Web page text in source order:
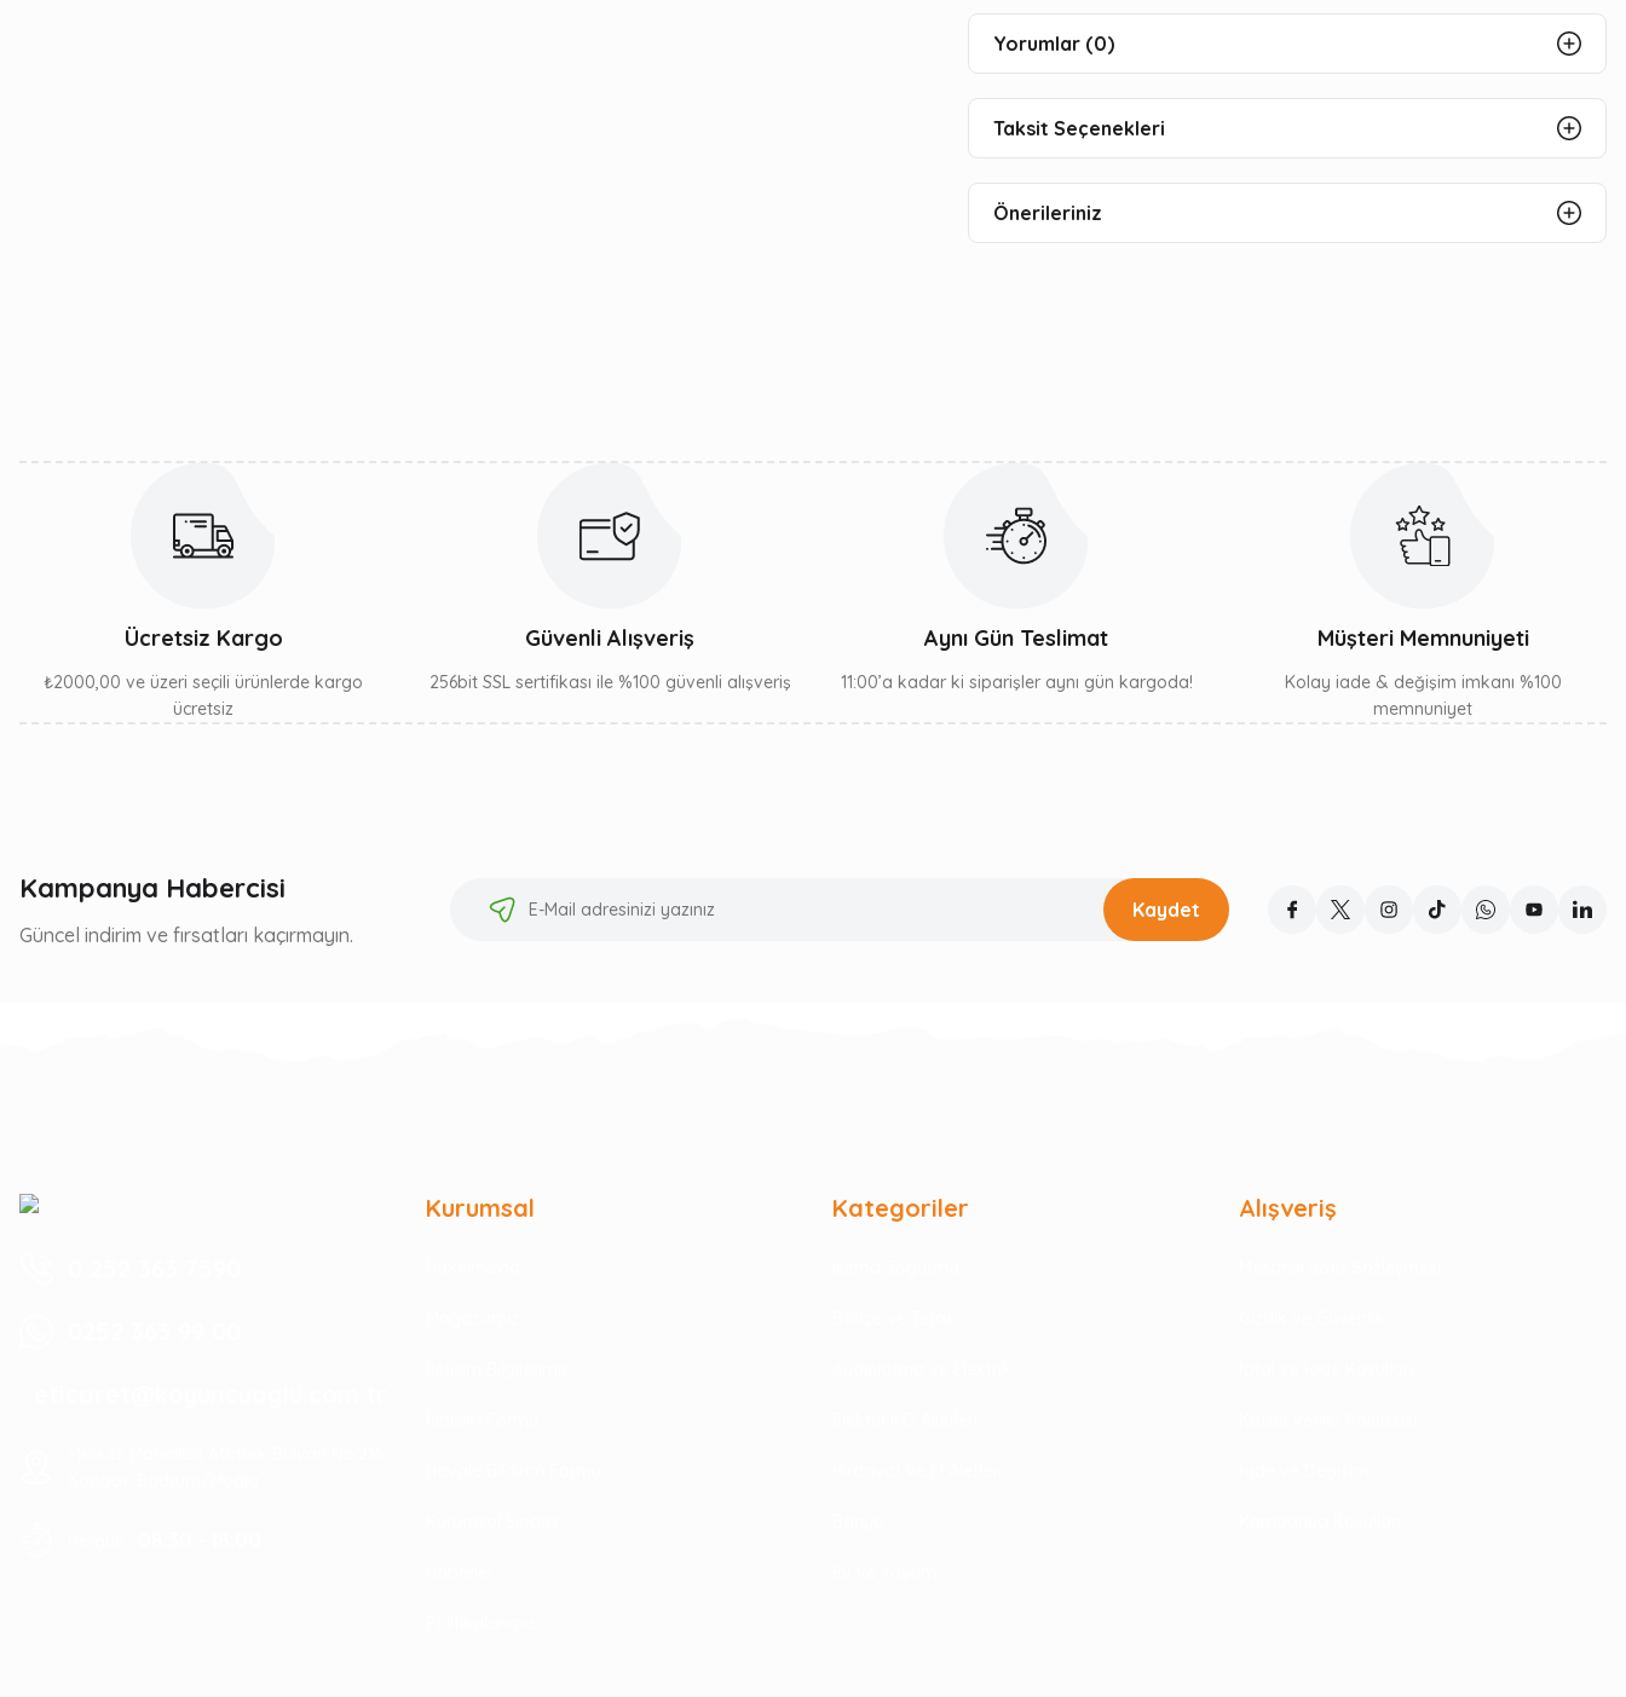
Yorumlar (0)
Taksit Seçenekleri
Önerileriniz
Ücretsiz Kargo
₺2000,00 ve üzeri seçili ürünlerde kargo
ücretsiz
Güvenli Alışveriş
256bit SSL sertifikası ile %100 güvenli alışveriş
Aynı Gün Teslimat
11:00’a kadar ki siparişler aynı gün kargoda!
Müşteri Memnuniyeti
Kolay iade & değişim imkanı %100
memnuniyet
Kampanya Habercisi
Güncel indirim ve fırsatları kaçırmayın.
Kaydet
Kurumsal Kategoriler Alışveriş